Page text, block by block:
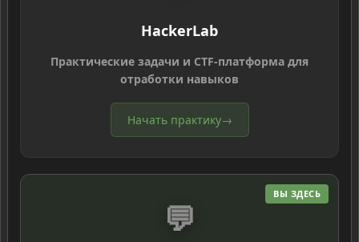
HackerLab
Практические задачи и CTF-платформа для
отработки навыков
Начать практику→
ВЫ ЗДЕСЬ
💬